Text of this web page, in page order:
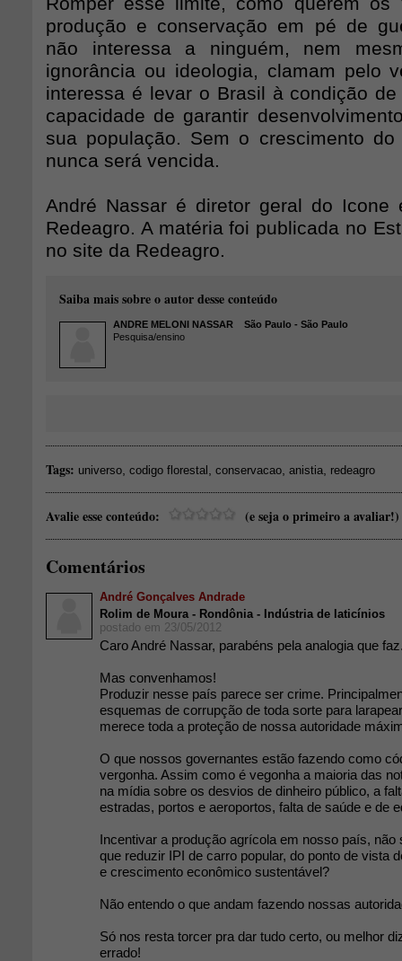
produção e conservação em pé de
não interessa a ninguém, nem
ignorância ou ideologia, clamam pelo
interessa é levar o Brasil à condição
capacidade de garantir
sua população. Sem o crescimento
nunca será vencida.
André Nassar é diretor geral do Icone
Redeagro. A matéria foi publicada no
no site da Redeagro.
Saiba mais sobre o autor desse conteúdo
ANDRE MELONI NASSAR São Paulo - São Paulo
Pesquisa/ensino
Tags: universo codigo florestal conservacao anistia redeagro
Avalie esse conteúdo: (e seja o primeiro a avaliar!)
Comentários
André Gonçalves Andrade
Rolim de Moura - Rondônia - Indústria de laticínios
postado em 23/05/2012
Caro André Nassar, parabéns pela analogia que
Mas convenhamos!
Produzir nesse país parece ser crime.
esquemas de corrupção de toda sorte para
merece toda a proteção de nossa autoridade
O que nossos governantes estão fazendo como
vergonha. Assim como é vegonha a maioria das
na mídia sobre os desvios de dinheiro público, a
estradas, portos e aeroportos, falta de saúde e de
Incentivar a produção agrícola em nosso país, não
que reduzir IPI de carro popular, do ponto de vista
e crescimento econômico sustentável?
Não entendo o que andam fazendo nossas
Só nos resta torcer pra dar tudo certo, ou melhor
errado!